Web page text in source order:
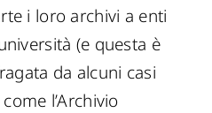
i loro archivi a enti
(e questa è
da alcuni casi
l’Archivio